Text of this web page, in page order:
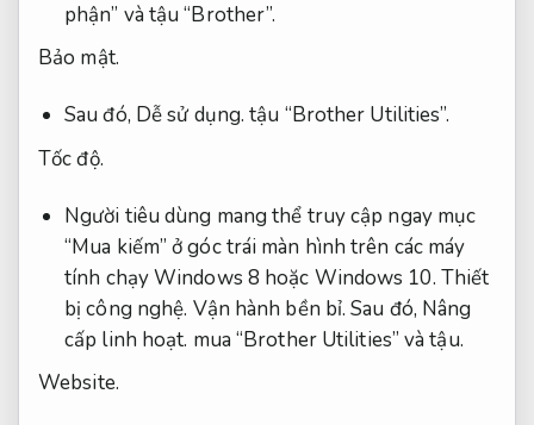
phận” và tậu “Brother”.
Bảo mật.
Sau đó, Dễ sử dụng. tậu “Brother Utilities”.
Tốc độ.
Người tiêu dùng mang thể truy cập ngay mục
“Mua kiếm” ở góc trái màn hình trên các máy
tính chạy Windows 8 hoặc Windows 10. Thiết
bị công nghệ. Vận hành bền bỉ. Sau đó, Nâng
cấp linh hoạt. mua “Brother Utilities” và tậu.
Website.